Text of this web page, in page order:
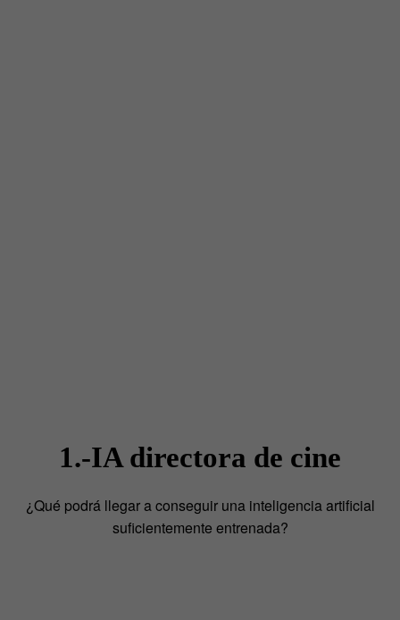
1.-IA directora de cine
¿Qué podrá llegar a conseguir una inteligencia artificial
suficientemente entrenada?